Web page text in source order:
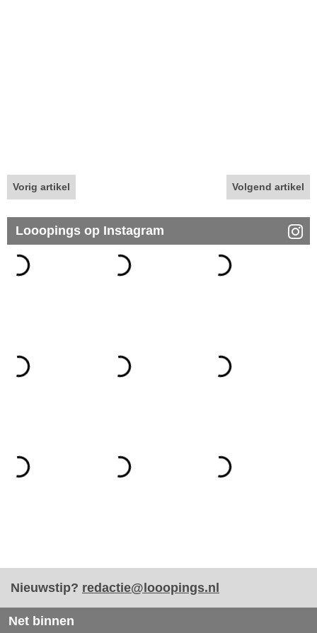
Vorig artikel Volgend artikel
Looopings op Instagram
Nieuwstip? redactie@looopings.nl
Net binnen